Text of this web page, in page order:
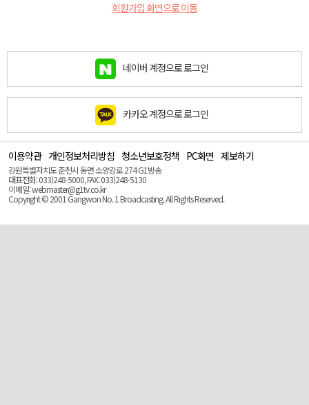
회원가입 화면으로 이동
네이버 계정으로 로그인
카카오 계정으로 로그인
이용약관 개인정보처리방침 청소년보호정책 PC화면 제보하기
강원특별자치도 춘천시 동면 소양강로 274 G1방송
대표전화: 033)248-5000, FAX: 033)248-5130
이메일: webmaster@g1tv.co.kr
Copyright © 2001 Gangwon No. 1 Broadcasting. All Rights Reserved.